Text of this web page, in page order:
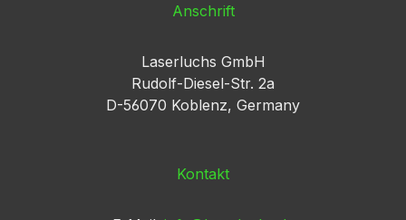
Anschrift
Laserluchs GmbH
Rudolf-Diesel-Str. 2a
D-56070 Koblenz, Germany
Kontakt